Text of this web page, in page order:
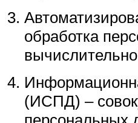
обработка
(ИСПД) –